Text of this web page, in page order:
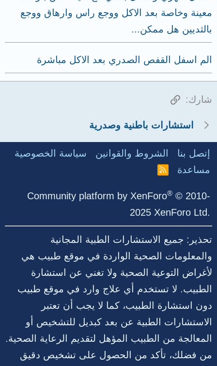
معينة وخاصة بعد الاكل ووجع راس وارهاق ووجع
بالثديين هل ممكن...
الم اسفل القفص الصدري بعد الاكل مباشرة
شارك: الرابط
استشارات باطنية وصدرية
إتصل بنا الشروط والقوانين
سياسة الخصوصية
مساعدة
R
Community platform by XenForo® © 2010-
2025 XenForo Ltd.
تحذير: جميع الاستشارات الطبية المجانية
والمعلومات الصحية الواردة في موقع طبيب هي
لأغراض التوعية الصحية ولا تغني عن استشارة
الطبيب. لا تستخدم أي علاج وارد في موقع طبيب
دون استشارة الطبيب، كما لا يجب أن تعتبر
الاستشارات الطبية عن بعد كبديل للتشخيص أو
المعالجة من الطبيب المؤهل لتقديم الرعاية الصحية.
من فضلك، تأكد من الحصول على تشخيص دقيق